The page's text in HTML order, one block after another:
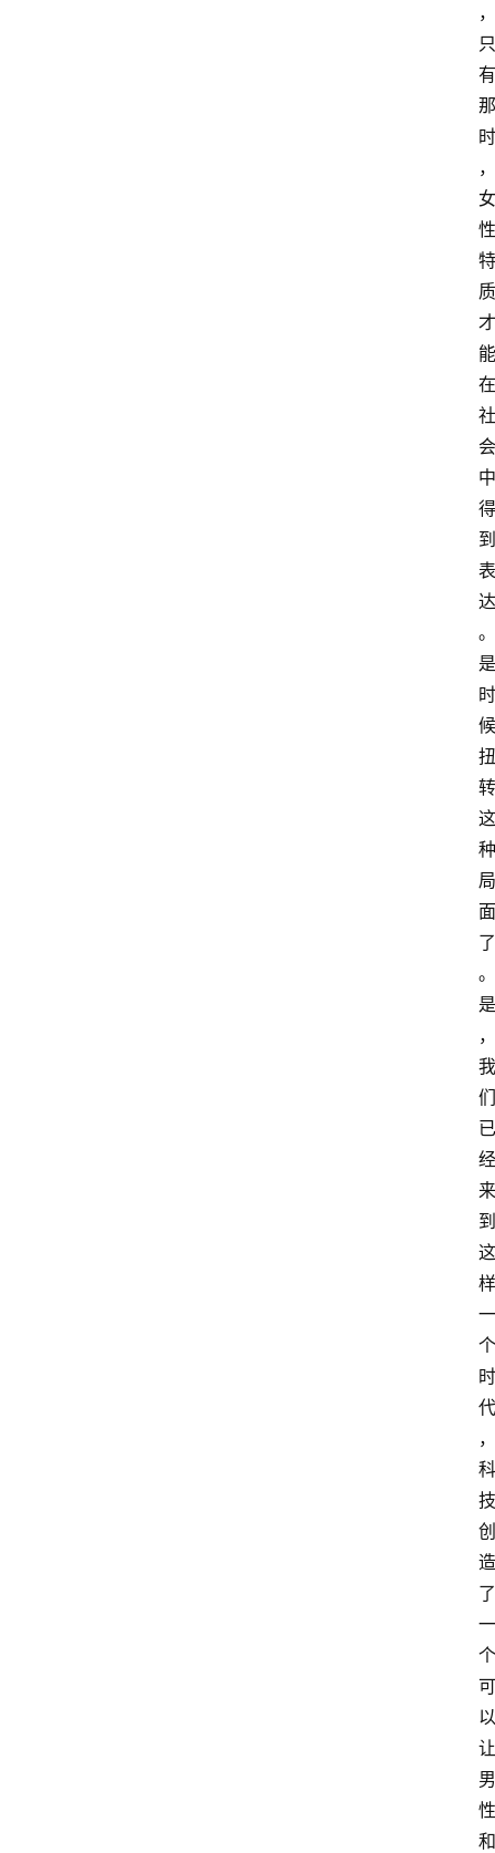
，
只
有
那
时
，
女
性
特
质
才
能
在
社
会
中
得
到
表
达
。
是
时
候
扭
转
这
种
局
面
了
。
是
，
我
们
已
经
来
到
这
样
一
个
时
代
，
科
技
创
造
了
一
个
可
以
让
男
性
和